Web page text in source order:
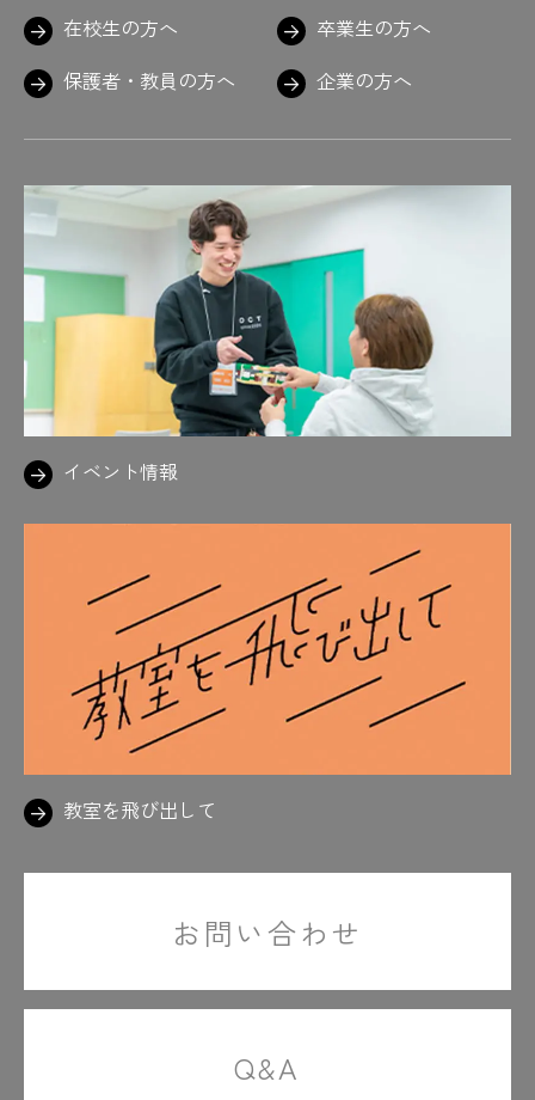
在校生の方へ
卒業生の方へ
保護者・教員の方へ
企業の方へ
イベント情報
教室を飛び出して
お問い合わせ
Q&A